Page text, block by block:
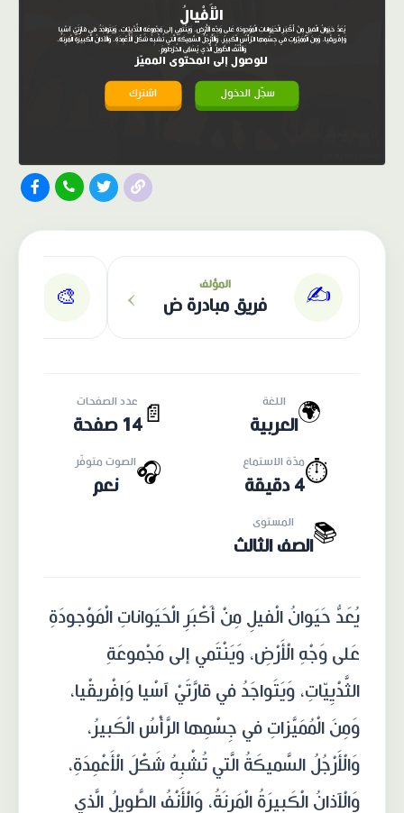
الْأَفْيالُ
يُعَدُّ حَيَوانُ الْفيلِ مِنْ أَكْبَرِ الْحَيَواناتِ الْمَوْجودَةِ عَلى وَجْهِ الْأَرْضِ، وَيَنْتَمي إلى مَجْموعَةِ الثَّدْيِيّاتِ، وَيَتَواجَدُ في قارَّتَيْ آسْيا
وَإفْريقْيا، وَمِنَ الْمُمَيَّزاتِ في جِسْمِها الرَّأْسُ الْكَبيرُ، وَالْأَرْجُلُ السَّميكَةُ الَّتي تُشْبِهُ شَكْلَ الْأَعْمِدَةِ، وَالْآذانُ الْكَبيرَةُ الْمَرِنَةُ،
وَالْأَنْفُ الطَّويلُ الَّذي يُسَمّى الخُرْطومَ.
للوصول إلى المحتوى المميّز
سجّل الدخول اشترك
✍️ المؤلف
فريق مبادرة ض ›
🎨
🌍 اللغة
العربية 📄
عدد الصفحات
14 صفحة
⏱️مدّة الاستماع
4 دقيقة
🎧الصوت متوفّر
نعم
📚 المستوى
الصف الثالث
يُعَدُّ حَيَوانُ الْفيلِ مِنْ أَكْبَرِ الْحَيَواناتِ الْمَوْجودَةِ
عَلى وَجْهِ الْأَرْضِ، وَيَنْتَمي إلى مَجْموعَةِ
الثَّدْيِيّاتِ، وَيَتَواجَدُ في قارَّتَيْ آسْيا وَإفْريقْيا،
وَمِنَ الْمُمَيَّزاتِ في جِسْمِها الرَّأْسُ الْكَبيرُ،
وَالْأَرْجُلُ السَّميكَةُ الَّتي تُشْبِهُ شَكْلَ الْأَعْمِدَةِ،
وَالْآذانُ الْكَبيرَةُ الْمَرِنَةُ، وَالْأَنْفُ الطَّويلُ الَّذي